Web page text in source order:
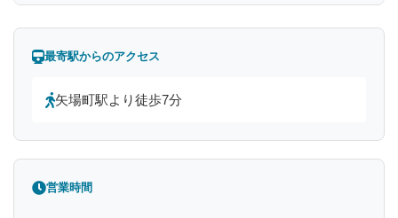
最寄駅からのアクセス
矢場町駅より徒歩7分
営業時間